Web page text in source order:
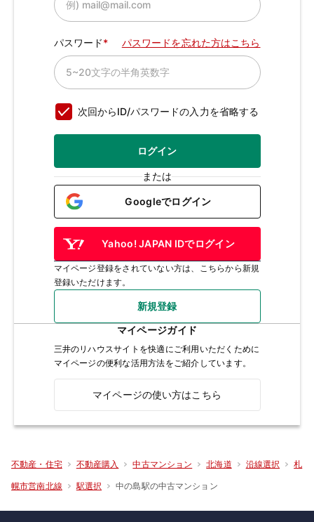
パスワード パスワードを忘れた方はこちら
次回からID/パスワードの入力を省略する
ログイン
または
Googleでログイン
Yahoo! JAPAN IDでログイン
マイページ登録をされていない方は、こちらから新規
登録いただけます。
新規登録
マイページガイド
三井のリハウスサイトを快適にご利用いただくために
マイページの便利な活用方法をご紹介しています。
マイページの使い方はこちら
不動産・住宅 不動産購入 中古マンション 北海道 沿線選択 札
幌市営南北線 駅選択 中の島駅の中古マンション